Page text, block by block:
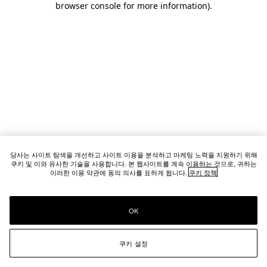
browser console for more information).
당사는 사이트 탐색을 개선하고 사이트 이용을 분석하고 마케팅 노력을 지원하기 위해
쿠키 및 이와 유사한 기술을 사용합니다. 본 웹사이트를 계속 이용하는 것으로, 귀하는
이러한 이용 약관에 동의 의사를 표하게 됩니다. 쿠키 정책
쿠키 설정
OK